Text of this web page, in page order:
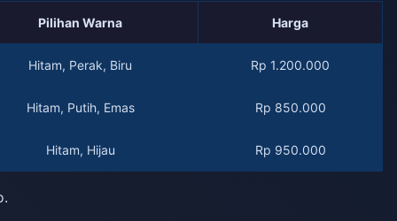
Pilihan Warna Harga
Hitam, Perak, Biru Rp 1.200.000
Hitam, Putih, Emas Rp 850.000
Hitam, Hijau Rp 950.000